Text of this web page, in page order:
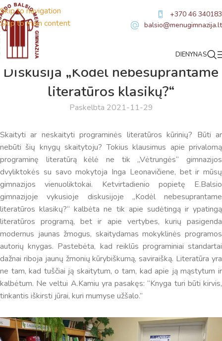
Skip to navigation
Skip to main content
+370 46 340183
balsio@menugimnazija.lt
DIENYNAS
Diskusija „Kodėl nebesuprantame
literatūros klasikų?“
Paskelbta 2021-11-29
Skaityti ar neskaityti programinės literatūros kūrinių? Būti ar
nebūti šių knygų skaitytoju? Tokius klausimus apie privalomą
programinę literatūrą kėlė ne tik „Vėtrungės“ gimnazijos
dvyliktokės su savo mokytoja Inga Leonavičiene, bet ir mūsų
gimnazijos vienuoliktokai. Ketvirtadienio popietę E.Balsio
gimnazijoje vykusioje diskusijoje „Kodėl nebesuprantame
literatūros klasikų?“ kalbėta ne tik apie sudėtingą ir ypatingą
literatūros programą, bet ir apie vertybes, kurių pasigenda
modernus jaunas žmogus, skaitydamas mokyklinės programos
autorių knygas. Pastebėta, kad reiklūs programiniai standartai
dažnai riboja jaunų žmonių kūrybiškumą, saviraišką. Literatūra yra
ne tam, kad tuščiai ją skaitytum, o tam, kad apie ją mąstytum ir
kalbėtum. Ne veltui A.Kamiu yra pasakęs: “Knyga turi būti kirvis,
tinkantis iškirsti jūrai, kuri mumyse užšalo.”
Virtualus asistentas E. Balsio gimnazijos DI
Sveiki! Taip, aš esu virtualus. Tačiau dirbtinis intelektas
suteikia man galimybę ne tik analizuoti Jūsų klausimą, bet
dar tobulai atsimenu visą šioje svetainėje pateiktą
Jums reikiamus kontaktus, kur galėsite pasiklausti
atsakingo specialisto.